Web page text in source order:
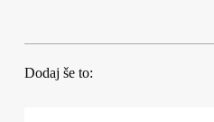
Dodaj še to: